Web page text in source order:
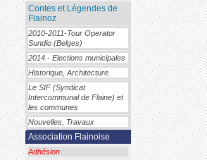
Contes et Légendes de
Flainoz
2010-2011-Tour Operator
Sundio (Belges)
2014 - Elections municipales
Historique, Architecture
Le SIF (Syndicat
Intercommunal de Flaine) et
les communes
Nouvelles, Travaux
Association Flainoise
Adhésion